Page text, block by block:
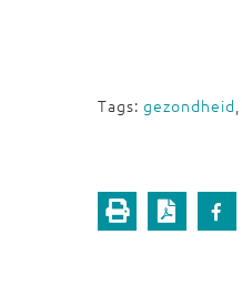
Tags: gezondheid,